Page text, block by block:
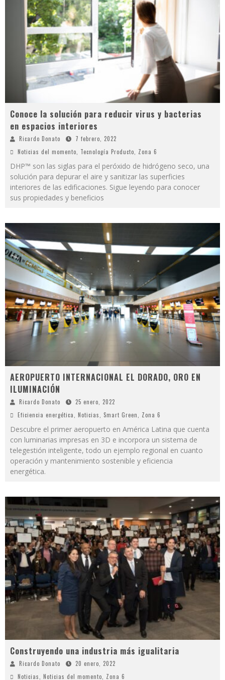
Conoce la solución para reducir virus y bacterias
en espacios interiores
Ricardo Donato
7 febrero, 2022
Noticias del momento
Tecnología Producto Zona 6
DHP™ son las siglas para el peróxido de hidrógeno seco, una
solución para depurar el aire y sanitizar las superficies
interiores de las edificaciones. Sigue leyendo para conocer
sus propiedades y beneficios
AEROPUERTO INTERNACIONAL EL DORADO, ORO EN
ILUMINACIÓN
Ricardo Donato
25 enero, 2022
Eficiencia energética
Noticias Smart Green Zona 6
Descubre el primer aeropuerto en América Latina que cuenta
con luminarias impresas en 3D e incorpora un sistema de
telegestión inteligente, todo un ejemplo regional en cuanto
operación y mantenimiento sostenible y eficiencia
energética.
Construyendo una industria más igualitaria
Ricardo Donato
20 enero, 2022
Noticias, Noticias del momento, Zona 6